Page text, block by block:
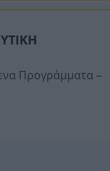
Προγράμματα –